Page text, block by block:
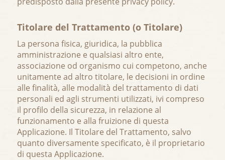
Titolare del Trattamento (o Titolare)
La persona fisica, giuridica, la pubblica
amministrazione e qualsiasi altro ente,
associazione od organismo cui competono, anche
unitamente ad altro titolare, le decisioni in ordine
alle finalità, alle modalità del trattamento di dati
personali ed agli strumenti utilizzati, ivi compreso
il profilo della sicurezza, in relazione al
funzionamento e alla fruizione di questa
Applicazione. Il Titolare del Trattamento, salvo
quanto diversamente specificato, è il proprietario
di questa Applicazione.